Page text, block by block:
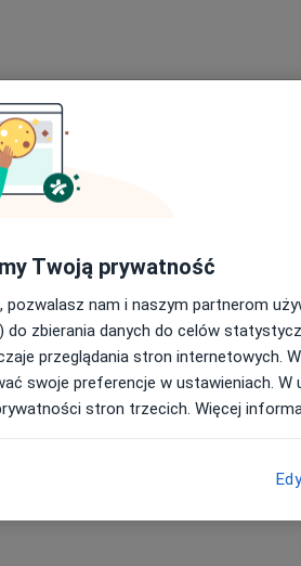
Ubezpieczenia
chorób reumatologicznych.
zapalenie stawów,
tkanki łącznej, dna
stawów i kręgosłupa.
bólowych kręgosłupa
barkowych, biodrowych,
jest bardzo skuteczna w
stawów i kręgosłupa. Mam
do gabinetu w Czeladzi, przy ulicy
Twoją prywatność
pozwalasz nam i naszym partnerom
do zbierania danych do celów
przeglądania stron internetowych.
swoje preferencje w ustawieniach. W
stron trzecich. Więcej